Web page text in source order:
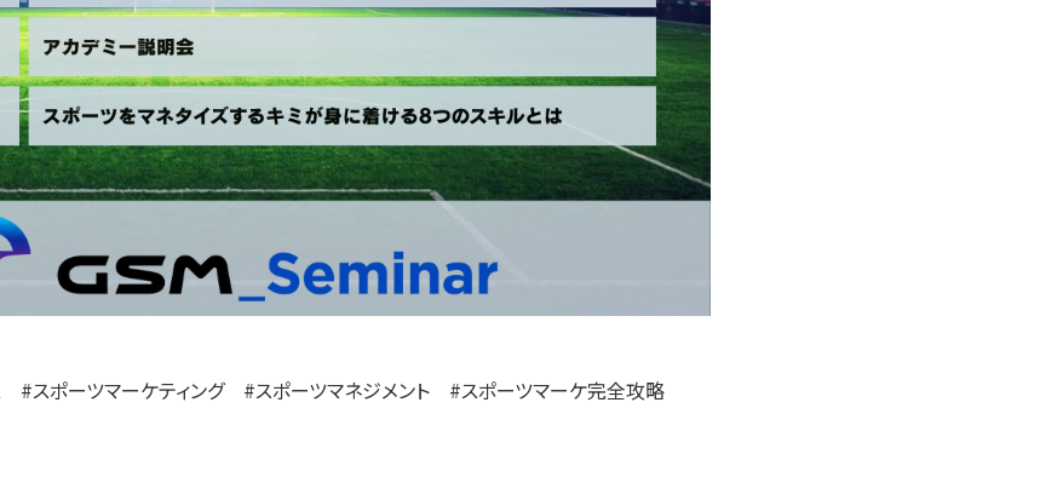
スポーツマーケティング #スポーツマネジメント #スポーツマーケ完全攻略